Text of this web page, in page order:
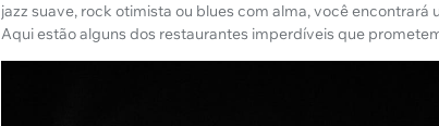
jazz suave, rock otimista ou blues com alma, você
Aqui estão alguns dos restaurantes imperdíveis que